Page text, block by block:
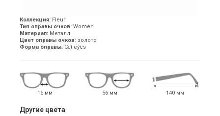
Коллекция: Fleur
Тип оправы очков: Women
Материал: Металл
Цвет оправы очков: золото
Форма оправы: Cat eyes
16 мм 56 мм 140 мм
Другие цвета